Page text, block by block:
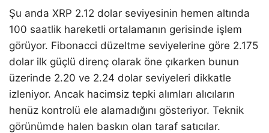
Şu anda XRP 2.12 dolar seviyesinin hemen altında
100 saatlik hareketli ortalamanın gerisinde işlem
görüyor. Fibonacci düzeltme seviyelerine göre 2.175
dolar ilk güçlü direnç olarak öne çıkarken bunun
üzerinde 2.20 ve 2.24 dolar seviyeleri dikkatle
izleniyor. Ancak hacimsiz tepki alımları alıcıların
henüz kontrolü ele alamadığını gösteriyor. Teknik
görünümde halen baskın olan taraf satıcılar.